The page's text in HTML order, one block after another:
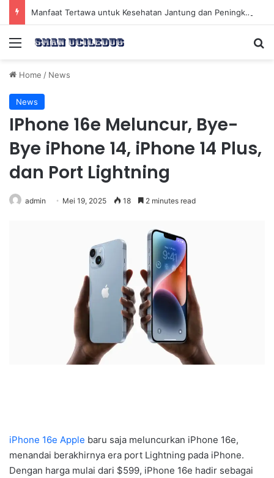
Manfaat Tertawa untuk Kesehatan Jantung dan Peningkatan Ketenangan Mental
Menu
Home / News
News
IPhone 16e Meluncur, Bye-
Bye iPhone 14, iPhone 14 Plus,
dan Port Lightning
admin Mei 19, 2025 18 2 minutes read
iPhone 16e Apple baru saja meluncurkan iPhone 16e,
menandai berakhirnya era port Lightning pada iPhone.
Dengan harga mulai dari $599, iPhone 16e hadir sebagai